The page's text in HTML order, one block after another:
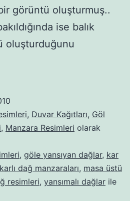
görüntü oluşturmuş..
ise balık
oluşturduğunu
, Duvar Kağıtları, Göl
, Manzara Resimleri olarak
, göle yansıyan dağlar, kar
karlı dağ manzaraları, masa üstü
resimleri, yansımalı dağlar ile